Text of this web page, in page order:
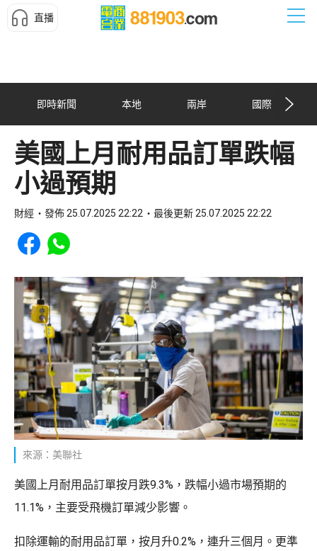
直播
即時新聞 本地 兩岸 國際
美國上月耐用品訂單跌幅
小過預期
財經 發佈 25.07.2025 22:22 最後更新 25.07.2025 22:22
Share to Facebook
Share to WhatsApp
來源：美聯社
美國上月耐用品訂單按月跌9.3%，跌幅小過市場預期的
11.1%，主要受飛機訂單減少影響。
扣除運輸的耐用品訂單，按月升0.2%，連升三個月。更準